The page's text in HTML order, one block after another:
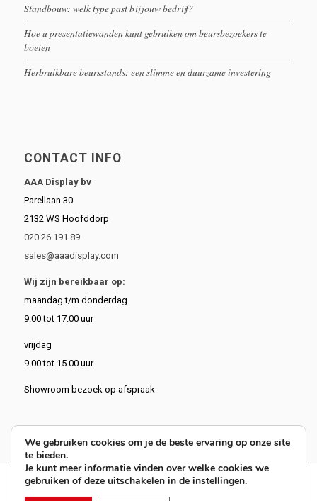
Standbouw: welk type past bij jouw bedrijf?
Hoe u presentatiewanden kunt gebruiken om beursbezoekers te
boeien
Herbruikbare beursstands: een slimme en duurzame investering
CONTACT INFO
AAA Display bv
Parellaan 30
2132 WS Hoofddorp
020 26 191 89
sales@aaadisplay.com
Wij zijn bereikbaar op:
maandag t/m donderdag
9.00 tot 17.00 uur
vrijdag
9.00 tot 15.00 uur
Showroom bezoek op afspraak
9.4 62 reviews
We gebruiken cookies om je de beste ervaring op onze site
te bieden.
Je kunt meer informatie vinden over welke cookies we
gebruiken of deze uitschakelen in de instellingen.